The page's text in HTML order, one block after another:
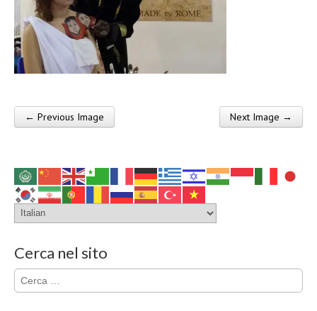
Post navigation
← Previous Image Next Image →
Cerca nel sito
Ricerca
per: